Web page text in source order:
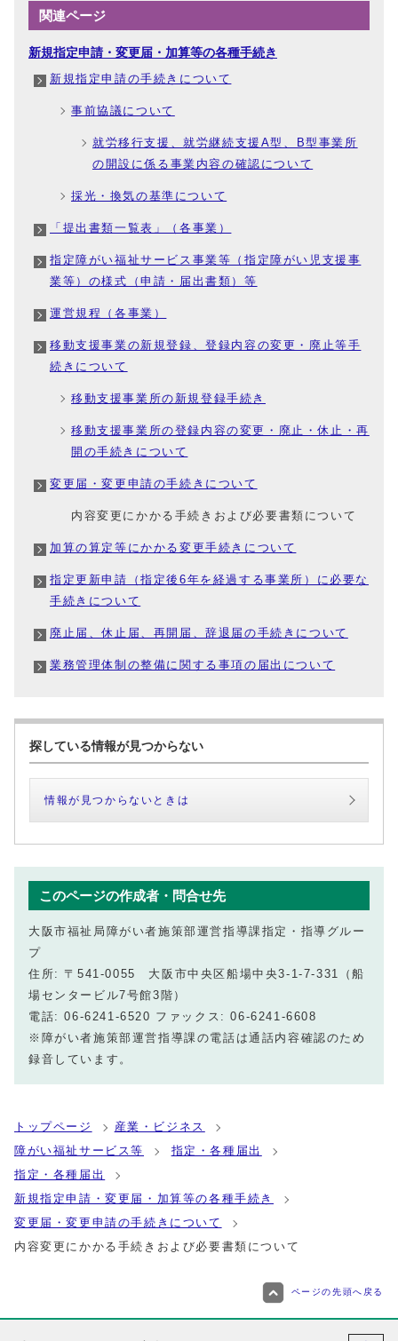
関連ページ
新規指定申請・変更届・加算等の各種手続き
新規指定申請の手続きについて
事前協議について
就労移行支援、就労継続支援A型、B型事業所
の開設に係る事業内容の確認について
採光・換気の基準について
「提出書類一覧表」（各事業）
指定障がい福祉サービス事業等（指定障がい児支援事
業等）の様式（申請・届出書類）等
運営規程（各事業）
移動支援事業の新規登録、登録内容の変更・廃止等手
続きについて
移動支援事業所の新規登録手続き
移動支援事業所の登録内容の変更・廃止・休止・再
開の手続きについて
変更届・変更申請の手続きについて
内容変更にかかる手続きおよび必要書類について
加算の算定等にかかる変更手続きについて
指定更新申請（指定後6年を経過する事業所）に必要な
手続きについて
廃止届、休止届、再開届、辞退届の手続きについて
業務管理体制の整備に関する事項の届出について
探している情報が見つからない
情報が見つからないときは
このページの作成者・問合せ先
大阪市福祉局障がい者施策部運営指導課指定・指導グルー
プ
住所: 〒541-0055 大阪市中央区船場中央3-1-7-331（船
場センタービル7号館3階）
電話: 06-6241-6520 ファックス: 06-6241-6608
※障がい者施策部運営指導課の電話は通話内容確認のため
録音しています。
トップページ
産業・ビジネス
障がい福祉サービス等
指定・各種届出
指定・各種届出
新規指定申請・変更届・加算等の各種手続き
変更届・変更申請の手続きについて
内容変更にかかる手続きおよび必要書類について
ページの先頭へ戻る